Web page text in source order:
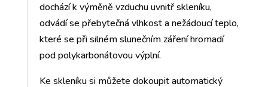
dochází k výměně vzduchu uvnitř skleníku,
odvádí se přebytečná vlhkost a nežádoucí teplo,
které se při silném slunečním záření hromadí
pod polykarbonátovou výplní.
Ke skleníku si můžete dokoupit automatický